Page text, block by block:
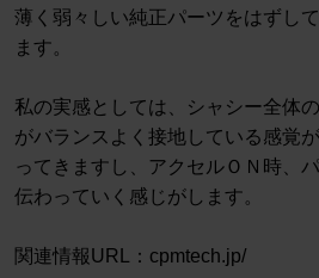
薄く弱々しい純正パーツをはずし
ます。
私の実感としては、シャシー全体
がバランスよく接地している感覚
ってきますし、アクセルＯＮ時、
伝わっていく感じがします。
関連情報URL：cpmtech.jp/